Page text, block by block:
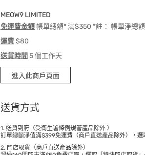
MEOW9 LIMITED
免運費金額 帳單總額* 滿$350 *註： 帳單淨總
運費$80
送貨時間 5 個工作天
進入此商戶頁面
送貨方式
1. 送貨到府（受衛生署條例規管產品除外 ）
訂單總額淨值滿$399免運費（商戶直送產品除外），
2. 門店取貨（商戶直送產品除外）